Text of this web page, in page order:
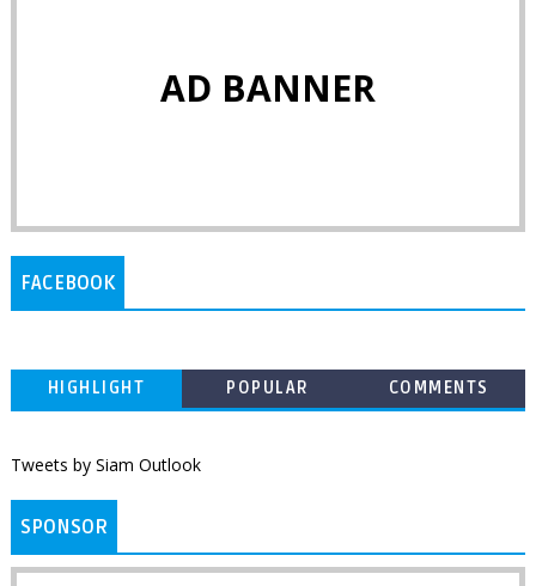
AD BANNER
FACEBOOK
HIGHLIGHT POPULAR COMMENTS
Tweets by Siam Outlook
SPONSOR